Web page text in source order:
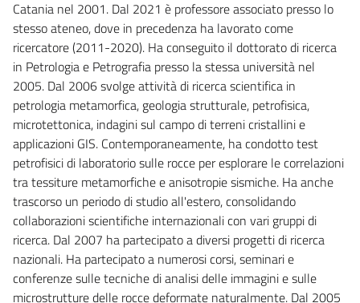
Catania nel 2001. Dal 2021 è professore associato presso lo
stesso ateneo, dove in precedenza ha lavorato come
ricercatore (2011-2020). Ha conseguito il dottorato di ricerca
in Petrologia e Petrografia presso la stessa università nel
2005. Dal 2006 svolge attività di ricerca scientifica in
petrologia metamorfica, geologia strutturale, petrofisica,
microtettonica, indagini sul campo di terreni cristallini e
applicazioni GIS. Contemporaneamente, ha condotto test
petrofisici di laboratorio sulle rocce per esplorare le correlazioni
tra tessiture metamorfiche e anisotropie sismiche. Ha anche
trascorso un periodo di studio all'estero, consolidando
collaborazioni scientifiche internazionali con vari gruppi di
ricerca. Dal 2007 ha partecipato a diversi progetti di ricerca
nazionali. Ha partecipato a numerosi corsi, seminari e
conferenze sulle tecniche di analisi delle immagini e sulle
microstrutture delle rocce deformate naturalmente. Dal 2005